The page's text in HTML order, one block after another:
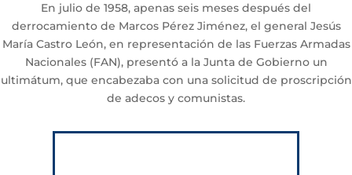
En julio de 1958, apenas seis meses después del
derrocamiento de Marcos Pérez Jiménez, el general Jesús
María Castro León, en representación de las Fuerzas Armadas
Nacionales (FAN), presentó a la Junta de Gobierno un
ultimátum, que encabezaba con una solicitud de proscripción
de adecos y comunistas.